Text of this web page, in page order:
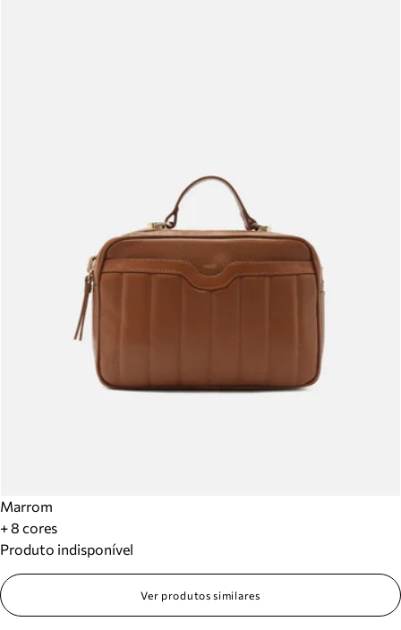
Marrom
+ 8 cores
Produto indisponível
Ver produtos similares